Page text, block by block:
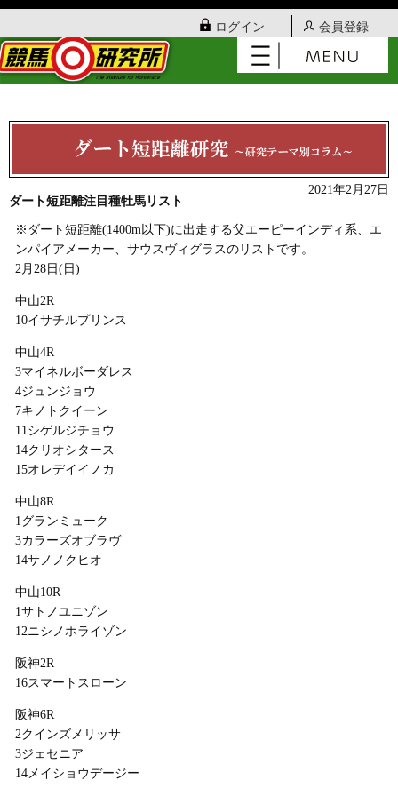
ログイン 会員登録
2021年2月27日
ダート短距離注目種牡馬リスト
※ダート短距離(1400m以下)に出走する父エーピーインディ系、エ
ンパイアメーカー、サウスヴィグラスのリストです。
2月28日(日)
中山2R
10イサチルプリンス
中山4R
3マイネルボーダレス
4ジュンジョウ
7キノトクイーン
11シゲルジチョウ
14クリオシタース
15オレデイイノカ
中山8R
1グランミューク
3カラーズオブラヴ
14サノノクヒオ
中山10R
1サトノユニゾン
12ニシノホライゾン
阪神2R
16スマートスローン
阪神6R
2クインズメリッサ
3ジェセニア
14メイショウデージー